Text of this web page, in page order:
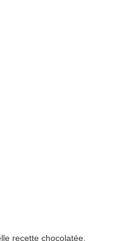
recette chocolatée.